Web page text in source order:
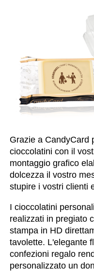
Grazie a CandyCard
cioccolatini con il
montaggio grafico
dolcezza il vostro
stupire i vostri clienti
I cioccolatini
realizzati in pregiato
stampa in HD
tavolette. L'elegante
confezioni regalo
personalizzato un